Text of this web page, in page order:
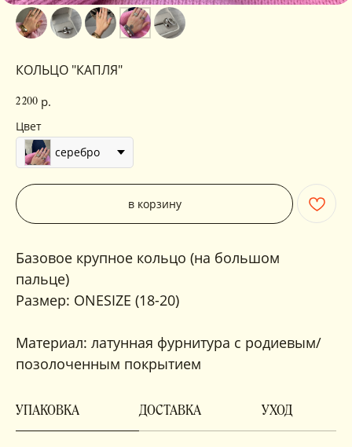
КОЛЬЦО "КАПЛЯ"
2 200 р.
Цвет
серебро
в корзину
Базовое крупное кольцо (на большом
пальце)
Размер: ONESIZE (18-20)
Материал: латунная фурнитура с родиевым/
позолоченным покрытием
УПАКОВКА ДОСТАВКА УХОД